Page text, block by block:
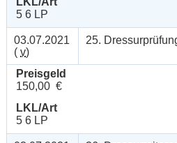
5 6 LP
03.07.2021
( v)
25.
Preisgeld
150,00 €
LKL/Art
5 6 LP